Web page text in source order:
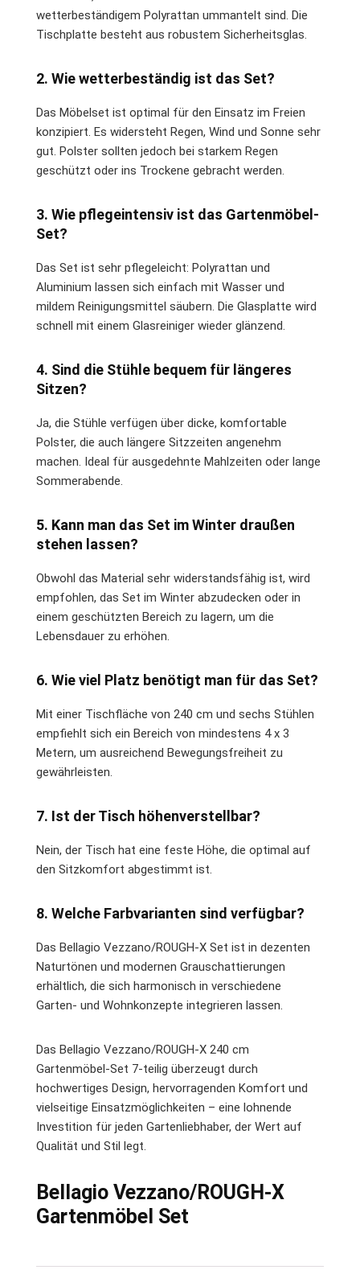
wetterbeständigem Polyrattan ummantelt sind. Die
Tischplatte besteht aus robustem Sicherheitsglas.
2. Wie wetterbeständig ist das Set?
Das Möbelset ist optimal für den Einsatz im Freien
konzipiert. Es widersteht Regen, Wind und Sonne sehr
gut. Polster sollten jedoch bei starkem Regen
geschützt oder ins Trockene gebracht werden.
3. Wie pflegeintensiv ist das Gartenmöbel-
Set?
Das Set ist sehr pflegeleicht: Polyrattan und
Aluminium lassen sich einfach mit Wasser und
mildem Reinigungsmittel säubern. Die Glasplatte wird
schnell mit einem Glasreiniger wieder glänzend.
4. Sind die Stühle bequem für längeres
Sitzen?
Ja, die Stühle verfügen über dicke, komfortable
Polster, die auch längere Sitzzeiten angenehm
machen. Ideal für ausgedehnte Mahlzeiten oder lange
Sommerabende.
5. Kann man das Set im Winter draußen
stehen lassen?
Obwohl das Material sehr widerstandsfähig ist, wird
empfohlen, das Set im Winter abzudecken oder in
einem geschützten Bereich zu lagern, um die
Lebensdauer zu erhöhen.
6. Wie viel Platz benötigt man für das Set?
Mit einer Tischfläche von 240 cm und sechs Stühlen
empfiehlt sich ein Bereich von mindestens 4 x 3
Metern, um ausreichend Bewegungsfreiheit zu
gewährleisten.
7. Ist der Tisch höhenverstellbar?
Nein, der Tisch hat eine feste Höhe, die optimal auf
den Sitzkomfort abgestimmt ist.
8. Welche Farbvarianten sind verfügbar?
Das Bellagio Vezzano/ROUGH-X Set ist in dezenten
Naturtönen und modernen Grauschattierungen
erhältlich, die sich harmonisch in verschiedene
Garten- und Wohnkonzepte integrieren lassen.
Das Bellagio Vezzano/ROUGH-X 240 cm
Gartenmöbel-Set 7-teilig überzeugt durch
hochwertiges Design, hervorragenden Komfort und
vielseitige Einsatzmöglichkeiten – eine lohnende
Investition für jeden Gartenliebhaber, der Wert auf
Qualität und Stil legt.
Bellagio Vezzano/ROUGH-X
Gartenmöbel Set